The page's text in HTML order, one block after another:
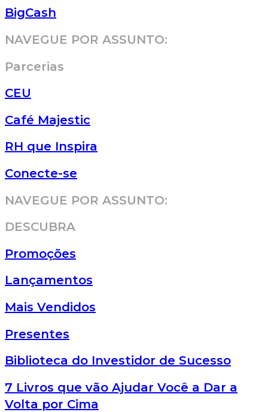
BigCash
NAVEGUE POR ASSUNTO:
Parcerias
CEU
Café Majestic
RH que Inspira
Conecte-se
NAVEGUE POR ASSUNTO:
DESCUBRA
Promoções
Lançamentos
Mais Vendidos
Presentes
Biblioteca do Investidor de Sucesso
7 Livros que vão Ajudar Você a Dar a
Volta por Cima